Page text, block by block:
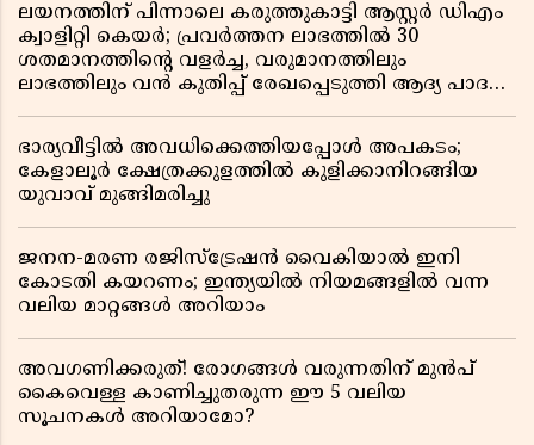
ലയനത്തിന് പിന്നാലെ കരുത്തുകാട്ടി ആസ്റ്റർ ഡിഎം
ക്വാളിറ്റി കെയർ; പ്രവർത്തന ലാഭത്തിൽ 30
ശതമാനത്തിൻ്റെ വളർച്ച, വരുമാനത്തിലും
ലാഭത്തിലും വൻ കുതിപ്പ് രേഖപ്പെടുത്തി ആദ്യ പാദ
ഭാര്യവീട്ടിൽ അവധിക്കെത്തിയപ്പോൾ അപകടം;
കേളാലൂർ ക്ഷേത്രക്കുളത്തിൽ കുളിക്കാനിറങ്ങിയ
യുവാവ് മുങ്ങിമരിച്ചു
ജനന-മരണ രജിസ്ട്രേഷൻ വൈകിയാൽ ഇനി
കോടതി കയറണം; ഇന്ത്യയിൽ നിയമങ്ങളിൽ വന്ന
വലിയ മാറ്റങ്ങൾ അറിയാം
അവഗണിക്കരുത്! രോഗങ്ങൾ വരുന്നതിന് മുൻപ്
കൈവെള്ള കാണിച്ചുതരുന്ന ഈ 5 വലിയ
സൂചനകൾ അറിയാമോ?